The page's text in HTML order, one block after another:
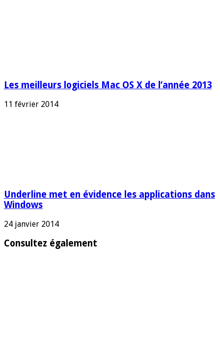
Les meilleurs logiciels Mac OS X de l’année 2013
11 février 2014
Underline met en évidence les applications dans
Windows
24 janvier 2014
Consultez également